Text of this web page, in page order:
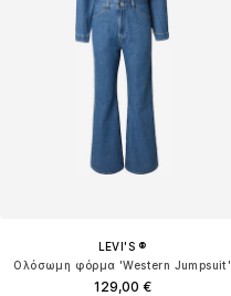
LEVI'S ®
Ολόσωμη φόρμα 'Western Jumpsuit'
129,00 €